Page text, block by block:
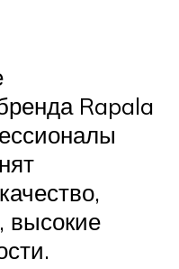
Rapala
высокие